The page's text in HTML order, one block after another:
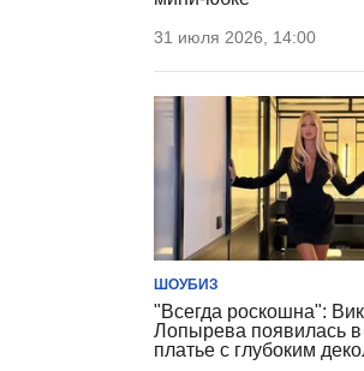
31 июля 2026, 14:00
ШОУБИЗ
"Всегда роскошна":
Лопырева появилась
платье с глубоким